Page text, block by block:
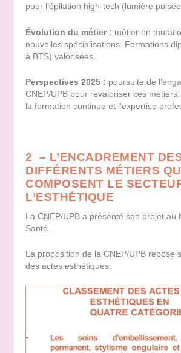
pour l’épilation high-tech (lumière
Évolution du métier : métier en
nouvelles spécialisations. Formations
à BTS) valorisées.
Perspectives 2025 : poursuite de
CNEP/UPB pour revaloriser ces
la formation continue et l’expertise
2 – L’ENCADREMENT
DIFFÉRENTS MÉTIERS
COMPOSENT LE
L’ESTHÉTIQUE
La CNEP/UPB a présenté son projet au
Santé.
La proposition de la CNEP/UPB repose
des actes esthétiques.